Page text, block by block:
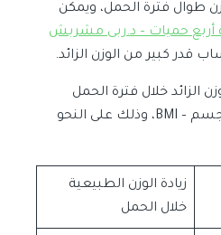
طوال فترة الحمل، ويمكن
أربع حميات – د.ربى مشربش
قدر كبير من الوزن الزائد.
الزائد خلال فترة الحمل
تعتمد على مؤشر كتلة الجسم – BMI، وذلك على النحو
زيادة الوزن الطبيعية
خلال الحمل